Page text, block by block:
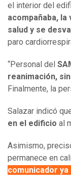
el interior del
acompañaba,
salud y se
paro
“Personal del
reanimación,
Finalmente, la
Salazar indicó
en el edificio al
Asimismo,
permanece en
comunicador